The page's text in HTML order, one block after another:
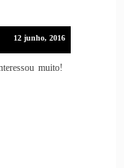
12 junho, 2016
muito!